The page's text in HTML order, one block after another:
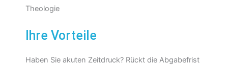
Ihre Vorteile
Haben Sie akuten Zeitdruck? Rückt die Abgabefrist